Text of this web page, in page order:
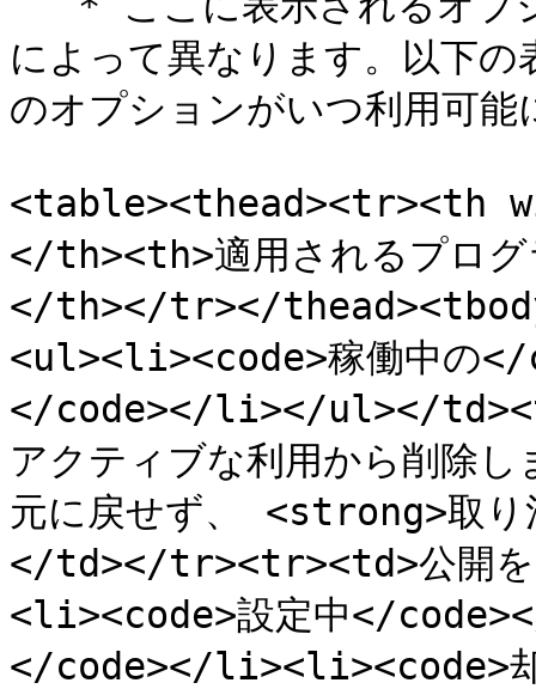
によって異なります。以下
のオプションがいつ利用可
<table><thead><tr><th
</th><th>適用されるプロ
</th></tr></
<ul><li><code>稼働中の
</code></li></ul></
アクティブな利用から削除
元に戻せず、 <strong>取
</td></tr><tr><td>公開を
<li><code>設定中</
</code></li><li><code>